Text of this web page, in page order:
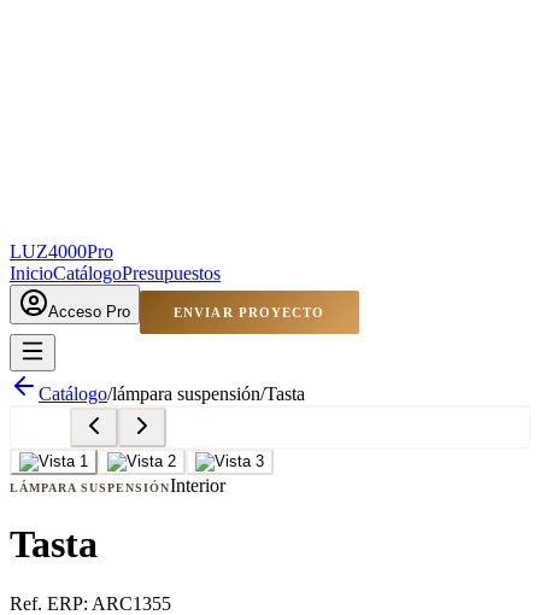
LUZ4000Pro
InicioCatálogoPresupuestos
Acceso Pro ENVIAR PROYECTO
Catálogo/lámpara suspensión/Tasta
LÁMPARA SUSPENSIÓNInterior
Tasta
Ref. ERP: ARC1355